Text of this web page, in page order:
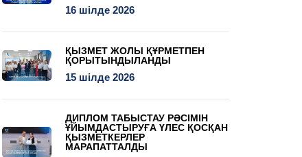
16 шілде 2026
ҚЫЗМЕТ ЖОЛЫ ҚҰРМЕТПЕН
ҚОРЫТЫНДЫЛАНДЫ
15 шілде 2026
ДИПЛОМ ТАБЫСТАУ РӘСІМІН
ҰЙЫМДАСТЫРУҒА ҮЛЕС ҚОСҚАН
ҚЫЗМЕТКЕРЛЕР
МАРАПАТТАЛДЫ